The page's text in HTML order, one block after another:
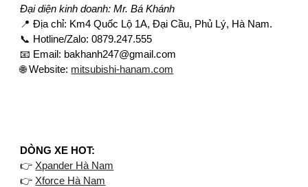
Đại diện kinh doanh: Mr. Bá Khánh
📍 Địa chỉ: Km4 Quốc Lộ 1A, Đại Cầu, Phủ Lý, Hà Nam.
📞 Hotline/Zalo: 0879.247.555
📧 Email: bakhanh247@gmail.com
🌐 Website: mitsubishi-hanam.com
​DÒNG XE HOT:
👉 Xpander Hà Nam
👉 Xforce Hà Nam